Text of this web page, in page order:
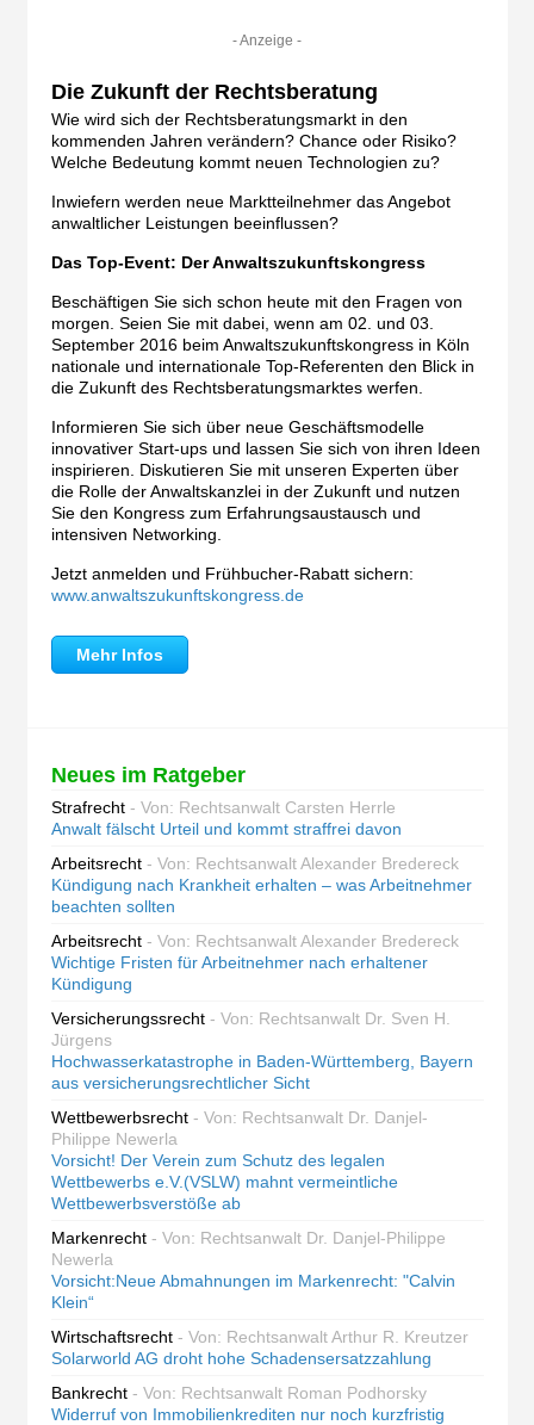
- Anzeige -
Die Zukunft der Rechtsberatung
Wie wird sich der Rechtsberatungsmarkt in den
kommenden Jahren verändern? Chance oder Risiko?
Welche Bedeutung kommt neuen Technologien zu?
Inwiefern werden neue Marktteilnehmer das Angebot
anwaltlicher Leistungen beeinflussen?
Das Top-Event: Der Anwaltszukunftskongress
Beschäftigen Sie sich schon heute mit den Fragen von
morgen. Seien Sie mit dabei, wenn am 02. und 03.
September 2016 beim Anwaltszukunftskongress in Köln
nationale und internationale Top-Referenten den Blick in
die Zukunft des Rechtsberatungsmarktes werfen.
Informieren Sie sich über neue Geschäftsmodelle
innovativer Start-ups und lassen Sie sich von ihren Ideen
inspirieren. Diskutieren Sie mit unseren Experten über
die Rolle der Anwaltskanzlei in der Zukunft und nutzen
Sie den Kongress zum Erfahrungsaustausch und
intensiven Networking.
Jetzt anmelden und Frühbucher-Rabatt sichern:
www.anwaltszukunftskongress.de
Mehr Infos
Neues im Ratgeber
Strafrecht - Von: Rechtsanwalt Carsten Herrle
Anwalt fälscht Urteil und kommt straffrei davon
Arbeitsrecht - Von: Rechtsanwalt Alexander Bredereck
Kündigung nach Krankheit erhalten – was Arbeitnehmer
beachten sollten
Arbeitsrecht - Von: Rechtsanwalt Alexander Bredereck
Wichtige Fristen für Arbeitnehmer nach erhaltener
Kündigung
Versicherungssrecht - Von: Rechtsanwalt Dr. Sven H.
Jürgens
Hochwasserkatastrophe in Baden-Württemberg, Bayern
aus versicherungsrechtlicher Sicht
Wettbewerbsrecht - Von: Rechtsanwalt Dr. Danjel-
Philippe Newerla
Vorsicht! Der Verein zum Schutz des legalen
Wettbewerbs e.V.(VSLW) mahnt vermeintliche
Wettbewerbsverstöße ab
Markenrecht - Von: Rechtsanwalt Dr. Danjel-Philippe
Newerla
Vorsicht:Neue Abmahnungen im Markenrecht: "Calvin
Klein“
Wirtschaftsrecht - Von: Rechtsanwalt Arthur R. Kreutzer
Solarworld AG droht hohe Schadensersatzzahlung
Bankrecht - Von: Rechtsanwalt Roman Podhorsky
Widerruf von Immobilienkrediten nur noch kurzfristig